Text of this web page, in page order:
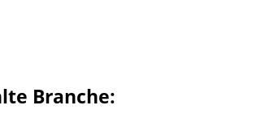
Branche: